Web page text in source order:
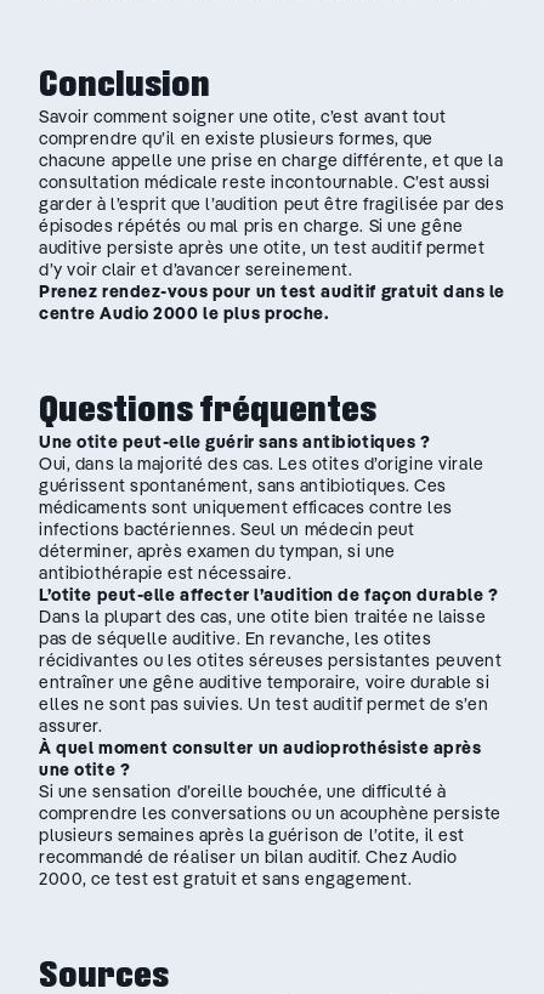
Conclusion
Savoir comment soigner une otite, c’est avant tout
comprendre qu’il en existe plusieurs formes, que
chacune appelle une prise en charge différente, et que la
consultation médicale reste incontournable. C’est aussi
garder à l’esprit que l’audition peut être fragilisée par des
épisodes répétés ou mal pris en charge. Si une gêne
auditive persiste après une otite, un test auditif permet
d’y voir clair et d’avancer sereinement.
Prenez rendez-vous pour un test auditif gratuit dans le
centre Audio 2000 le plus proche.
Questions fréquentes
Une otite peut-elle guérir sans antibiotiques ?
Oui, dans la majorité des cas. Les otites d’origine virale
guérissent spontanément, sans antibiotiques. Ces
médicaments sont uniquement efficaces contre les
infections bactériennes. Seul un médecin peut
déterminer, après examen du tympan, si une
antibiothérapie est nécessaire.
L’otite peut-elle affecter l’audition de façon durable ?
Dans la plupart des cas, une otite bien traitée ne laisse
pas de séquelle auditive. En revanche, les otites
récidivantes ou les otites séreuses persistantes peuvent
entraîner une gêne auditive temporaire, voire durable si
elles ne sont pas suivies. Un test auditif permet de s’en
assurer.
À quel moment consulter un audioprothésiste après
une otite ?
Si une sensation d’oreille bouchée, une difficulté à
comprendre les conversations ou un acouphène persiste
plusieurs semaines après la guérison de l’otite, il est
recommandé de réaliser un bilan auditif. Chez Audio
2000, ce test est gratuit et sans engagement.
Sources